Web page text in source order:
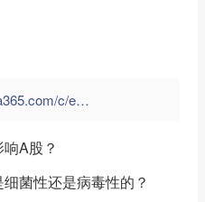
https://www.zhifa365.com/c/ekNCF5cTRG9sfr6m">
A股？
菌性还是病毒性的？